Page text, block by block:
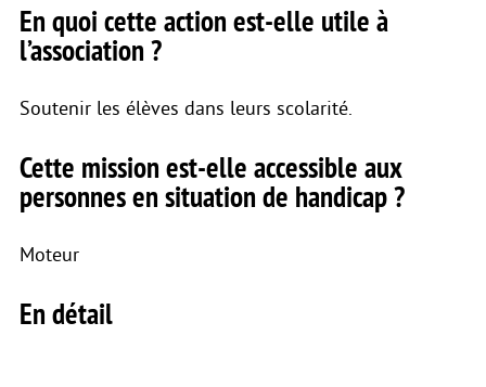
En quoi cette action est-elle utile à
l’association ?
Soutenir les élèves dans leurs scolarité.
Cette mission est-elle accessible aux
personnes en situation de handicap ?
Moteur
En détail